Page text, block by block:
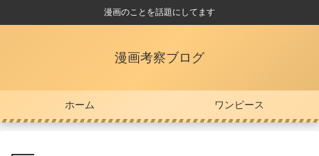
漫画のことを話題にしてます
漫画考察ブログ
ホーム ワンピース